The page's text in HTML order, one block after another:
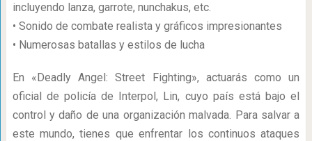
incluyendo lanza, garrote, nunchakus, etc.
• Sonido de combate realista y gráficos impresionantes
• Numerosas batallas y estilos de lucha
En «Deadly Angel: Street Fighting», actuarás como un
oficial de policía de Interpol, Lin, cuyo país está bajo el
control y daño de una organización malvada. Para salvar a
este mundo, tienes que enfrentar los continuos ataques